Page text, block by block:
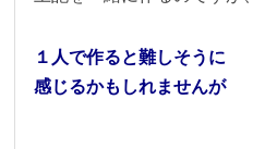
１人で作ると難しそうに
感じるかもしれませんが